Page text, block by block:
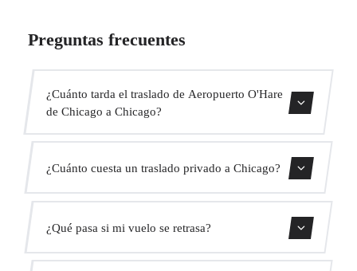
Preguntas frecuentes
¿Cuánto tarda el traslado de Aeropuerto O'Hare
de Chicago a Chicago?
¿Cuánto cuesta un traslado privado a Chicago?
Usa nuestro formulario de reserva para obtener un precio
fijo al instante. Sin cargos ocultos.
¿Qué pasa si mi vuelo se retrasa?